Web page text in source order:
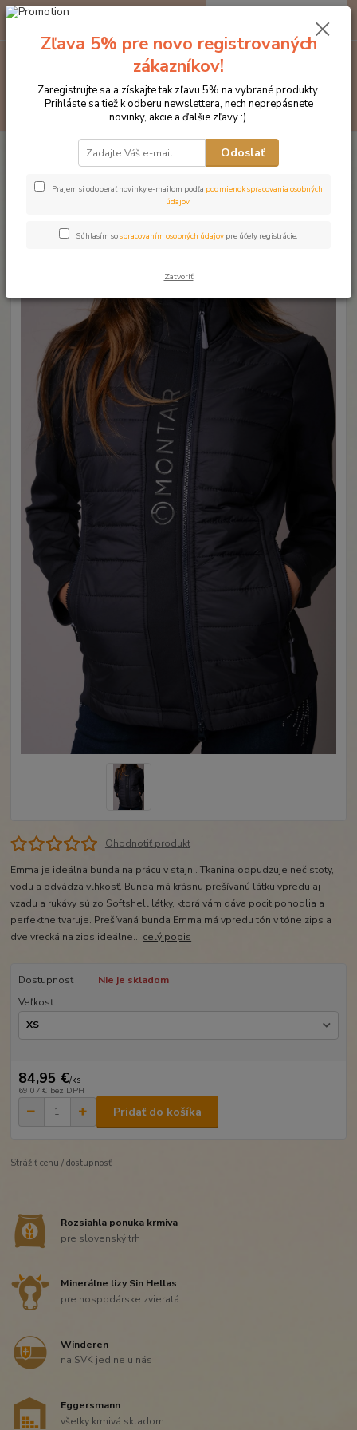
Hľadať
za0 €
Značka oblečenia MONTAR ZĽAVY! Bundy
MONTAR bunda
Emma tmavomodrá
MONTAR bunda Emma
tmavomodrá
Ohodnotiť produkt
Emma je ideálna bunda na prácu v stajni. Tkanina odpudzuje nečistoty,
vodu a odvádza vlhkosť. Bunda má krásnu prešívanú látku vpredu aj
vzadu a rukávy sú zo Softshell látky, ktorá vám dáva pocit pohodlia a
perfektne tvaruje. Prešívaná bunda Emma má vpredu tón v tóne zips a
dve vrecká na zips ideálne... celý popis
Dostupnosť
Nie je skladom
Veľkosť
84,95 €/ks
69,07 € bez DPH
Pridať do košíka
Strážiť cenu / dostupnosť
Rozsiahla ponuka krmiva
pre slovenský trh
Minerálne lizy Sin Hellas
pre hospodárske zvieratá
Winderen
na SVK jedine u nás
Eggersmann
všetky krmivá skladom
Zľava 5% pre novo registrovaných
zákazníkov!
Zaregistrujte sa a získajte tak zľavu 5% na vybrané produkty.
Prihláste sa tiež k odberu newslettera, nech neprepásnete
novinky, akcie a ďalšie zľavy :).
Odoslať
Prajem si odoberať novinky e-mailom podľa podmienok spracovania osobných
údajov.
Súhlasím sospracovaním osobných údajov pre účely registrácie.
Zatvoriť